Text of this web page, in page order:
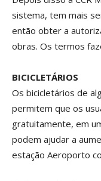
sistema, tem mais
então obter a
obras. Os termos
BICICLETÁRIOS
Os bicicletários de
permitem que os
gratuitamente, em
podem ajudar a
estação Aeroporto